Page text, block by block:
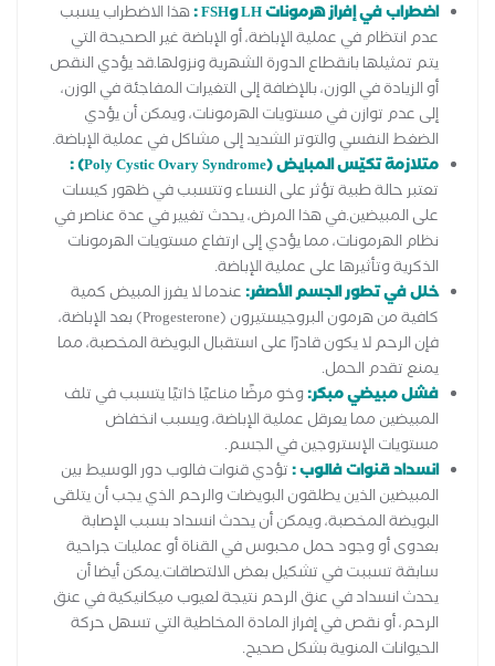
اضطراب في إفراز هرمونات LH وFSH :
هذا الاضطراب يسبب
عدم انتظام في عملية الإباضة، أو الإباضة غير الصحيحة التي
يتم تمثيلها بانقطاع الدورة الشهرية ونزولها.قد يؤدي النقص
أو الزيادة في الوزن، بالإضافة إلى التغيرات المفاجئة في الوزن،
إلى عدم توازن في مستويات الهرمونات، ويمكن أن يؤدي
الضغط النفسي والتوتر الشديد إلى مشاكل في عملية الإباضة.
متلازمة تكيّس المبايض (Poly Cystic Ovary Syndrome) :
تعتبر حالة طبية تؤثر على النساء وتتسبب في ظهور كيسات
على المبيضين.في هذا المرض، يحدث تغيير في عدة عناصر في
نظام الهرمونات، مما يؤدي إلى ارتفاع مستويات الهرمونات
الذكرية وتأثيرها على عملية الإباضة.
خلل في تطور الجسم الأصفر:عندما لا يفرز المبيض كمية
كافية من هرمون البروجيستيرون (Progesterone) بعد الإباضة،
فإن الرحم لا يكون قادرًا على استقبال البويضة المخصبة، مما
يمنع تقدم الحمل.
فشل مبيضي مبكر:وخو مرضًا مناعيًا ذاتيًا يتسبب في تلف
المبيضين مما يعرقل عملية الإباضة، ويسبب انخفاض
مستويات الإستروجين في الجسم.
انسداد قنوات فالوب :تؤدي قنوات فالوب دور الوسيط بين
المبيضين الذين يطلقون البويضات والرحم الذي يجب أن يتلقى
البويضة المخصبة، ويمكن أن يحدث انسداد بسبب الإصابة
بعدوى أو وجود حمل محبوس في القناة أو عمليات جراحية
سابقة تسببت في تشكيل بعض الالتصاقات.يمكن أيضا أن
يحدث انسداد في عنق الرحم نتيجة لعيوب ميكانيكية في عنق
الرحم، أو نقص في إفراز المادة المخاطية التي تسهل حركة
الحيوانات المنوية بشكل صحيح.